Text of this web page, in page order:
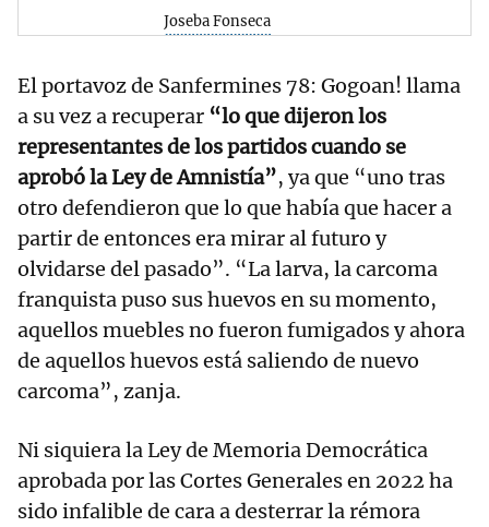
Joseba Fonseca
El portavoz de Sanfermines 78: Gogoan! llama
a su vez a recuperar “lo que dijeron los
representantes de los partidos cuando se
aprobó la Ley de Amnistía”, ya que “uno tras
otro defendieron que lo que había que hacer a
partir de entonces era mirar al futuro y
olvidarse del pasado”. “La larva, la carcoma
franquista puso sus huevos en su momento,
aquellos muebles no fueron fumigados y ahora
de aquellos huevos está saliendo de nuevo
carcoma”, zanja.
Ni siquiera la Ley de Memoria Democrática
aprobada por las Cortes Generales en 2022 ha
sido infalible de cara a desterrar la rémora